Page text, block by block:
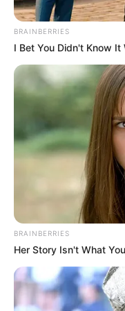
globos aerostáticos
Camila Castillo
Agosto 6, 2022
BRAINBERRIES
I Bet You Didn't Know It
BRAINBERRIES
Her Story Isn't What